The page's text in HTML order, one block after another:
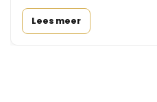
Lees meer